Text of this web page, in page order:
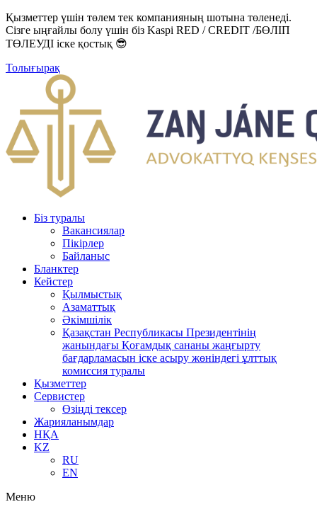
Қызметтер үшін төлем тек компанияның шотына төленеді.
Сізге ыңғайлы болу үшін біз Kaspi RED / CREDIT /БӨЛІП
ТӨЛЕУДІ іске қостық 😎
Толығырақ
Біз туралы
Вакансиялар
Пікірлер
Байланыс
Бланктер
Кейстер
Қылмыстық
Азаматтық
Әкімшілік
Қазақстан Республикасы Президентінің
жанындағы Қоғамдық сананы жаңғырту
бағдарламасын іске асыру жөніндегі ұлттық
комиссия туралы
Қызметтер
Сервистер
Өзіңді тексер
Жарияланымдар
НҚА
KZ
RU
EN
Меню